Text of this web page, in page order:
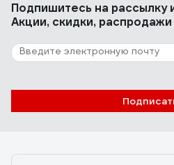
Подпишитесь на рассылку
Акции, скидки,